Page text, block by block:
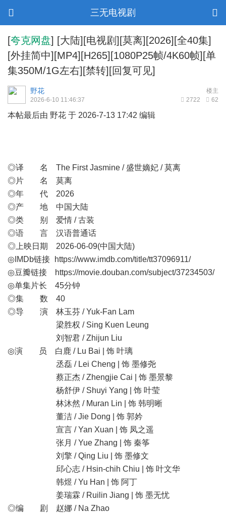
三无电视剧
[夸克网盘] [大陆][电视剧][莫离][2026][全40集]
[外挂简中][MP4][H265][1080P25帧/4K60帧][单
集350M/1G左右][禁转][回复可见]
楼主
野花
2722 62
2026-6-10 11:46:37
本帖最后由 野花 于 2026-7-13 17:42 编辑
◎译 名 The First Jasmine / 盛世嫡妃 / 莫离
◎片 名 莫离
◎年 代 2026
◎产 地 中国大陆
◎类 别 爱情 / 古装
◎语 言 汉语普通话
◎上映日期 2026-06-09(中国大陆)
◎IMDb链接
https://www.imdb.com/title/tt37096911/
◎豆瓣链接
https://movie.douban.com/subject/37234503/
◎单集片长 45分钟
◎集 数 40
◎导 演 林玉芬 / Yuk-Fan Lam
梁胜权 / Sing Kuen Leung
刘智君 / Zhijun Liu
◎演 员 白鹿 / Lu Bai | 饰 叶璃
丞磊 / Lei Cheng | 饰 墨修尧
蔡正杰 / Zhengjie Cai | 饰 墨景黎
杨舒伊 / Shuyi Yang | 饰 叶莹
林沐然 / Muran Lin | 饰 韩明晰
董洁 / Jie Dong | 饰 郭妗
宣言 / Yan Xuan | 饰 凤之遥
张月 / Yue Zhang | 饰 秦筝
刘擎 / Qing Liu | 饰 墨修文
邱心志 / Hsin-chih Chiu | 饰 叶文华
韩煜 / Yu Han | 饰 阿丁
姜瑞霖 / Ruilin Jiang | 饰 墨无忧
◎编 剧 赵娜 / Na Zhao